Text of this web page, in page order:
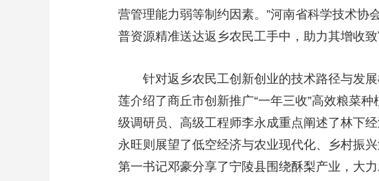
营管理能力弱等制约因素。”河南省科学技术
普资源精准送达返乡农民工手中，助力其增收
针对返乡农民工创新创业的技术路径与发
莲介绍了商丘市创新推广“一年三收”高效粮菜
级调研员、高级工程师李永成重点阐述了林下
永旺则展望了低空经济与农业现代化、乡村振
第一书记邓豪分享了宁陵县围绕酥梨产业，大